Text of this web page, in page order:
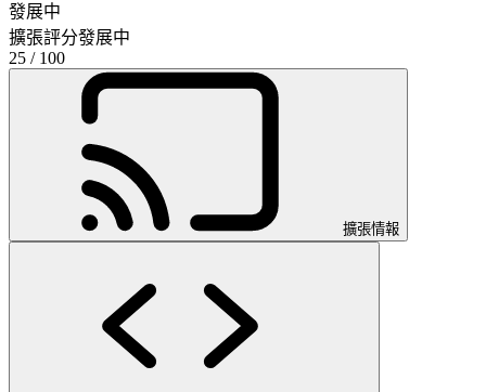
發展中
擴張評分發展中
25 / 100
擴張情報